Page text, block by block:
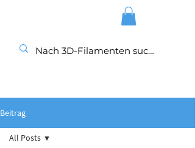
Beitrag
All Posts